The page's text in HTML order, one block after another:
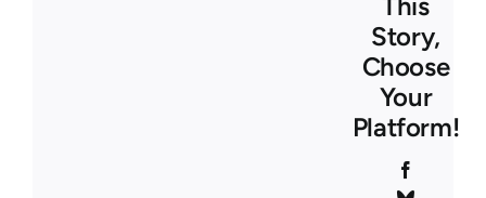
Story,
Choose
Your
Platform!